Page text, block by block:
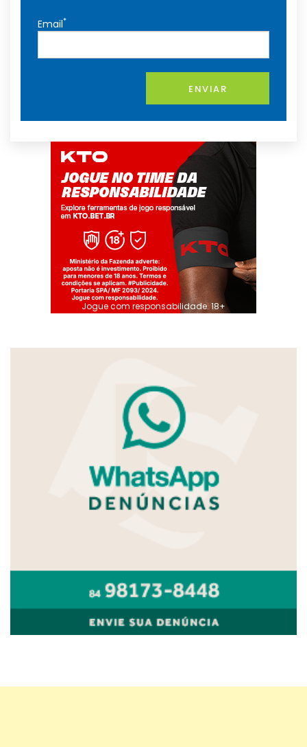
Email*
ENVIAR
Jogue com responsabilidade. 18+